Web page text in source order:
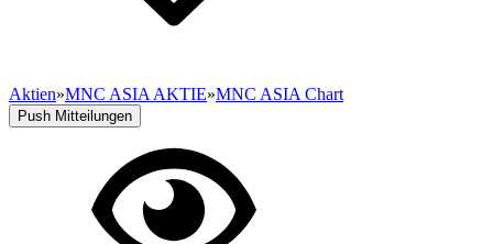
Aktien»MNC ASIA AKTIE»MNC ASIA Chart
Push Mitteilungen